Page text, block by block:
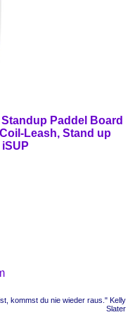
Paddel Board
Leash, Stand up
kommst du nie wieder raus." Kelly
Slater